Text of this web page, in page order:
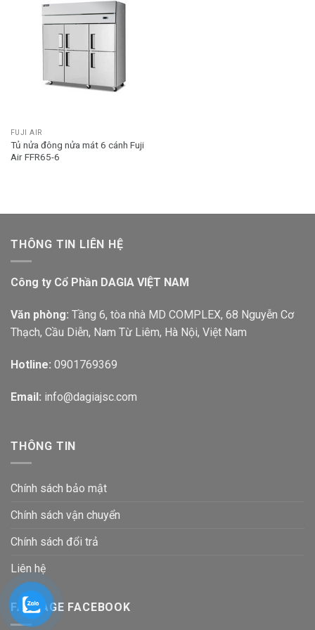
FUJI AIR
Tủ nửa đông nửa mát 6 cánh Fuji
Air FFR65-6
THÔNG TIN LIÊN HỆ
Công ty Cổ Phần DAGIA VIỆT NAM
Văn phòng: Tầng 6, tòa nhà MD COMPLEX, 68 Nguyễn Cơ
Thạch, Cầu Diễn, Nam Từ Liêm, Hà Nội, Việt Nam
Hotline: 0901769369
Email: info@dagiajsc.com
THÔNG TIN
Chính sách bảo mật
Chính sách vận chuyển
Chính sách đổi trả
Liên hệ
FANPAGE FACEBOOK